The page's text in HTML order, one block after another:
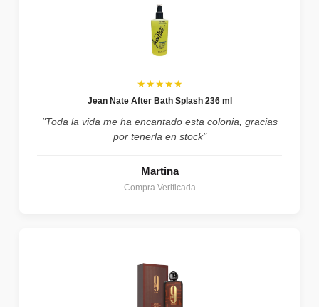
★★★★★
Jean Nate After Bath Splash 236 ml
"Toda la vida me ha encantado esta colonia, gracias
por tenerla en stock"
Martina
Compra Verificada